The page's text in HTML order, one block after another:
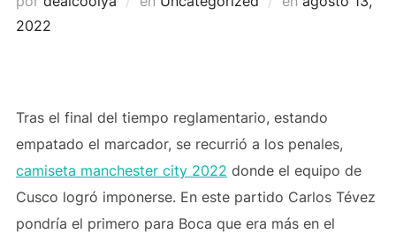
2022
Tras el final del tiempo reglamentario, estando
empatado el marcador, se recurrió a los penales,
camiseta manchester city 2022 donde el equipo de
Cusco logró imponerse. En este partido Carlos Tévez
pondría el primero para Boca que era más en el